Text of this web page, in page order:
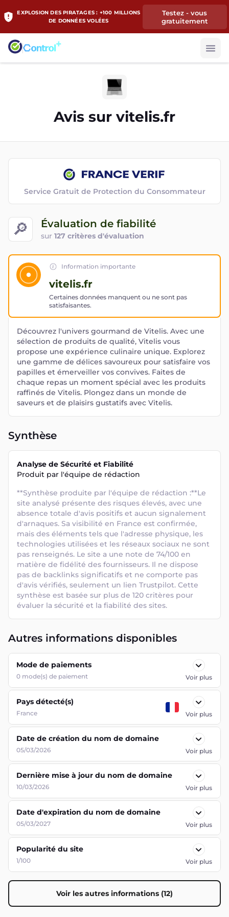
EXPLOSION DES PIRATAGES : +100 MILLIONS
DE DONNÉES VOLÉES
Testez - vous
gratuitement
Avis sur vitelis.fr
🔎 Évaluation de fiabilité
sur 127 critères d'évaluation
Service Gratuit de Protection du Consommateur
Information importante
vitelis.fr
Certaines données manquent ou ne sont pas
satisfaisantes.
Découvrez l'univers gourmand de Vitelis. Avec une
sélection de produits de qualité, Vitelis vous
propose une expérience culinaire unique. Explorez
une gamme de délices savoureux pour satisfaire vos
papilles et émerveiller vos convives. Faites de
chaque repas un moment spécial avec les produits
raffinés de Vitelis. Plongez dans un monde de
saveurs et de plaisirs gustatifs avec Vitelis.
Synthèse
Analyse de Sécurité et Fiabilité
Produit par l'équipe de rédaction
**Synthèse produite par l'équipe de rédaction :**Le
site analysé présente des risques élevés, avec une
absence totale d'avis positifs et aucun signalement
d'arnaques. Sa visibilité en France est confirmée,
mais des éléments tels que l'adresse physique, les
technologies utilisées et les réseaux sociaux ne sont
pas renseignés. Le site a une note de 74/100 en
matière de fidélité des fournisseurs. Il ne dispose
pas de backlinks significatifs et ne comporte pas
d'avis vérifiés, seulement un lien Trustpilot. Cette
synthèse est basée sur plus de 120 critères pour
évaluer la sécurité et la fiabilité des sites.
Autres informations disponibles
Mode de paiements
0 mode(s) de paiement Voir plus
Pays détecté(s)
France Voir plus
Date de création du nom de domaine
05/03/2026 Voir plus
Dernière mise à jour du nom de domaine
10/03/2026 Voir plus
Date d'expiration du nom de domaine
05/03/2027 Voir plus
Popularité du site
1/100 Voir plus
Voir les autres informations (12)